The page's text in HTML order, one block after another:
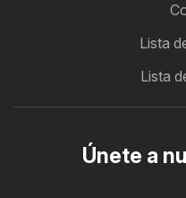
Lista
Lista
Únete a